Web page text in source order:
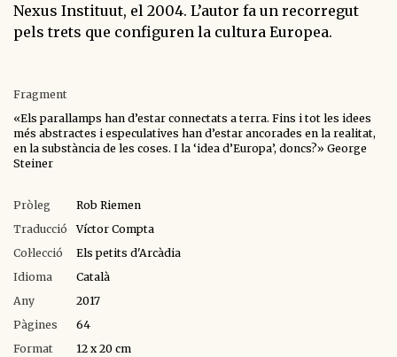
Nexus Instituut, el 2004. L’autor fa un recorregut
pels trets que configuren la cultura Europea.
Fragment
«Els parallamps han d’estar connectats a terra. Fins i tot les idees
més abstractes i especulatives han d’estar ancorades en la realitat,
en la substància de les coses. I la ‘idea d’Europa’, doncs?» George
Steiner
Pròleg
Rob Riemen
Traducció
Víctor Compta
Col·lecció
Els petits d'Arcàdia
Idioma
Català
Any
2017
Pàgines
64
Format
12 x 20 cm